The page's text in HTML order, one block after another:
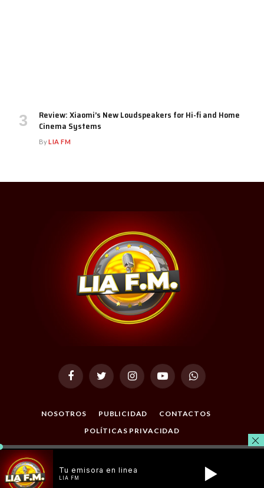
Review: Xiaomi’s New Loudspeakers for Hi-fi and Home
Cinema Systems
ByLIA FM
FacebookTwitter InstagramYouTubeWhatsApp
NOSOTROS PUBLICIDAD
CONTACTOS
POLÍTICAS PRIVACIDAD
© 2026 Todos los Derechos Reservados. Desarrollado por
Masterclic.Net.
Tu emisora en linea
LIA FM